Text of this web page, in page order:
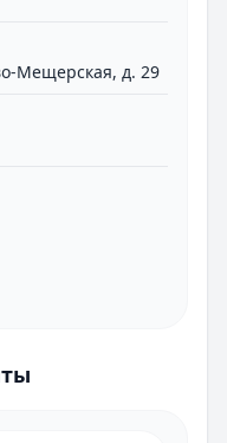
Мещерская, д. 29